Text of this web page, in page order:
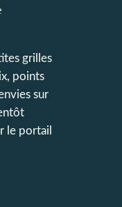
grilles
points
sur
le portail